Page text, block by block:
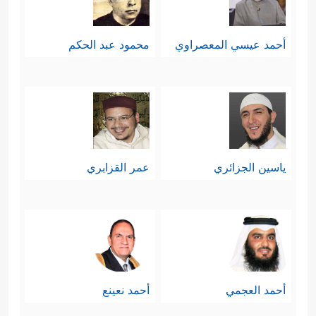
أَخَافُ ٱللَّهَۚ وَٱللَّهُ شَدِیدُ ٱلۡعِقَابِ﴾.
سادسًا: إن مصير قريش هذا هو مصير
تعدَّدت أسماؤه واختلفت أشكاله
ءَالِ فِرۡعَوۡنَ وَٱلَّذِینَ مِن قَبۡلِهِمۡۚ كَفَرُواْ بِـَٔایَـٰتِ ٱللَّهِ
فَأَخَذَهُمُ ٱللَّهُ بِذُنُوبِهِمۡۚ﴾
،﴿فَأَهۡلَكۡنَـٰهُم بِذُنُوبِهِمۡ
وَأَغۡرَقۡنَاۤ ءَالَ فِرۡعَوۡنَۚ وَكُلࣱّ كَانُواْ ظَـٰلِمِینَ﴾
سابعًا: التحذير من دور النفاق والذين في
قلوبهم مرض، وهم العدوُّ الداخلي الذي
لا يحمل السلاح وإنما يحمل الدسائس
أحمد عيسي المعصراوي محمود عبد الحكم
ياسين الجزائري عمر القزابري
أحمد العجمي أحمد نعينع